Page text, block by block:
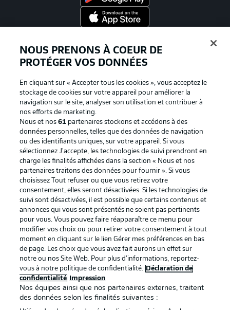
La publicité Conditions d’utilisation des
Mentions Légales Gérer mes préférences
Déclaration de
confidentialité
Diffuseurs
Travaux Contact
Impression Joueurs
NOUS PRENONS À COEUR DE
PROTÉGER VOS DONNÉES
En cliquant sur « Accepter tous les cookies », vous acceptez le
stockage de cookies sur votre appareil pour améliorer la
navigation sur le site, analyser son utilisation et contribuer à
nos efforts de marketing.
Nous et nos61 partenaires stockons et accédons à des
données personnelles, telles que des données de navigation
ou des identifiants uniques, sur votre appareil. Si vous
sélectionnez J'accepte, les technologies de suivi prendront en
charge les finalités affichées dans la section « Nous et nos
partenaires traitons des données pour fournir ». Si vous
choisissez Tout refuser ou que vous retirez votre
consentement, elles seront désactivées. Si les technologies de
suivi sont désactivées, il est possible que certains contenus et
annonces qui vous sont présentés ne soient pas pertinents
pour vous. Vous pouvez faire réapparaître ce menu pour
modifier vos choix ou pour retirer votre consentement à tout
moment en cliquant sur le lien Gérer mes préférences en bas
de page. Les choix que vous avez fait aurons un effet sur
notre ou nos Site Web. Pour plus d’informations, reportez-
vous à notre politique de confidentialité.
Déclaration de
confidentialité
Impression
Nos équipes ainsi que nos partenaires externes, traitent
des données selon les finalités suivantes :